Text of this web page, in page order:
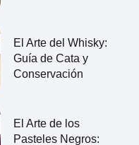
El Arte del Whisky:
Guía de Cata y
Conservación
El Arte de los
Pasteles Negros: